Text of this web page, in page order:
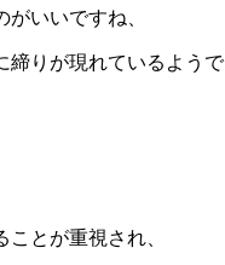
いいですね、
締りが現れているようで
とが重視され、